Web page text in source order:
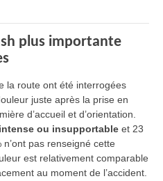
plus importante
la route ont été interrogées
juste après la prise en
d’accueil et d’orientation.
intense ou insupportable et 23
n’ont pas renseigné cette
est relativement comparable
au moment de l’accident.